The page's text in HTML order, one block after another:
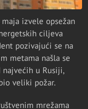
izvele opsežan
ciljeva
pozivajući se na
metama našla se
najvećih u Rusiji,
veliki požar.
mrežama